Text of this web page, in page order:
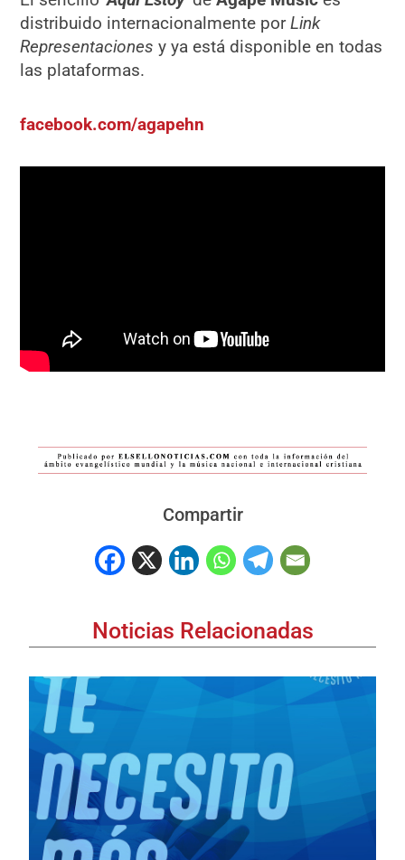
distribuido internacionalmente porLink
Representaciones y ya está disponible en todas
las plataformas.
facebook.com/agapehn
Compartir
Noticias Relacionadas